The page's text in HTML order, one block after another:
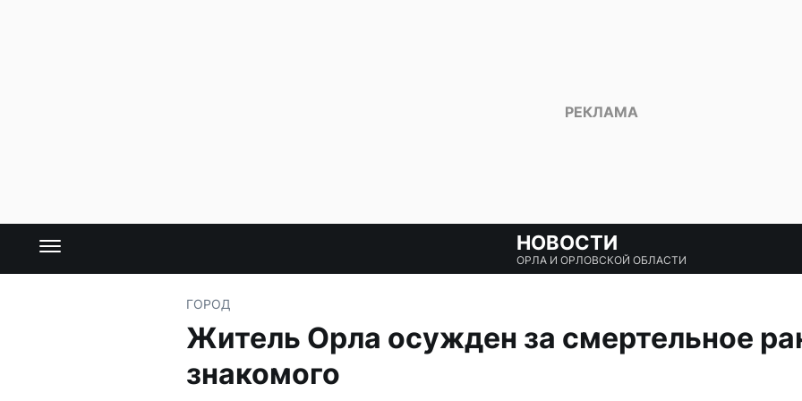
НОВОСТИ
ОРЛА И ОРЛОВСКОЙ ОБЛАСТИ
ГОРОД
Житель Орла осужден за смертельное
знакомого